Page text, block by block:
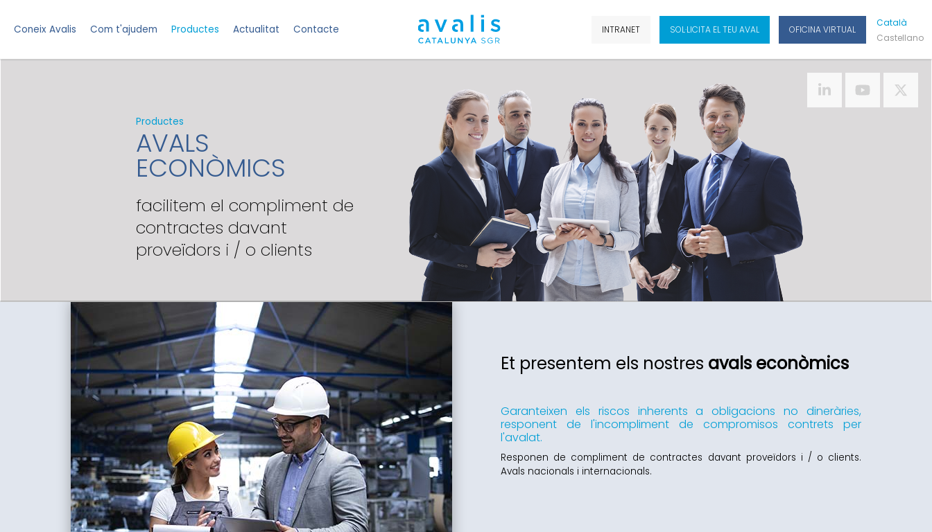
Coneix Avalis Com t'ajudem Productes Actualitat Contacte INTRANET SOL·LICITA EL TEU AVAL OFICINA VIRTUAL
CatAlà
CasTellano
Productes
AVALS
ECONÒMICS
facilitem el compliment de
contractes davant
proveïdors i / o clients
Et presentem els nostres avals econòmics
Garanteixen els riscos inherents a obligacions no dineràries,
responent de l'incompliment de compromisos contrets per
l'avalat.
Responen de compliment de contractes davant proveïdors i / o clients.
Avals nacionals i internacionals.